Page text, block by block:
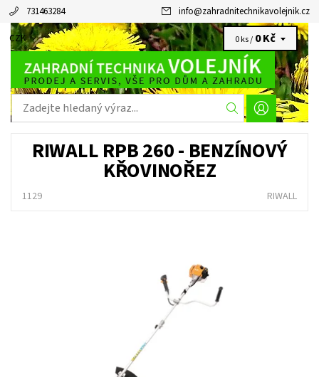
731463284 info@zahradnitechnikavolejnik.cz
CZK 0 ks / 0 Kč
RIWALL RPB 260 - BENZÍNOVÝ
KŘOVINOŘEZ
1129 RIWALL